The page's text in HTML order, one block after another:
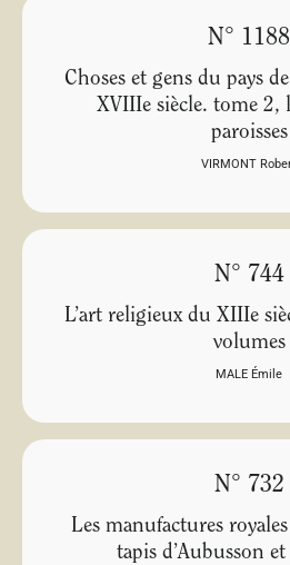
N° 1188
Choses et gens du pays
XVIIIe siècle. tome 2,
paroisses
VIRMONT
N° 744
L’art religieux du XIIIe
volumes
MALE Émile
N° 732
Les manufactures
tapis d’Aubusson